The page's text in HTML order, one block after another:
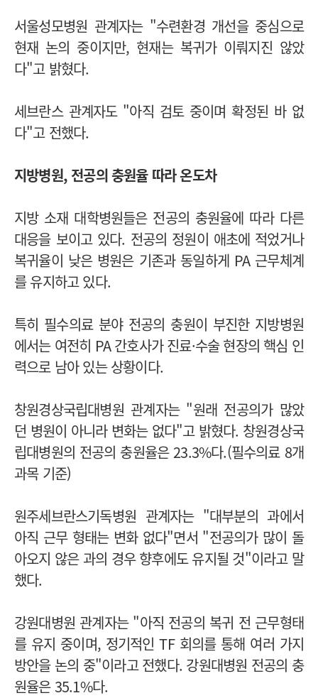
서울성모병원 관계자는 "수련환경 개선을 중심으로
현재 논의 중이지만, 현재는 복귀가 이뤄지진 않았
다"고 밝혔다.
세브란스 관계자도 "아직 검토 중이며 확정된 바 없
다"고 전했다.
지방병원, 전공의 충원율 따라 온도차
지방 소재 대학병원들은 전공의 충원율에 따라 다른
대응을 보이고 있다. 전공의 정원이 애초에 적었거나
복귀율이 낮은 병원은 기존과 동일하게 PA 근무체계
를 유지하고 있다.
특히 필수의료 분야 전공의 충원이 부진한 지방병원
에서는 여전히 PA 간호사가 진료·수술 현장의 핵심 인
력으로 남아 있는 상황이다.
창원경상국립대병원 관계자는 "원래 전공의가 많았
던 병원이 아니라 변화는 없다"고 밝혔다. 창원경상국
립대병원의 전공의 충원율은 23.3%다.(필수의료 8개
과목 기준)
원주세브란스기독병원 관계자는 "대부분의 과에서
아직 근무 형태는 변화 없다"면서 "전공의가 많이 돌
아오지 않은 과의 경우 향후에도 유지될 것"이라고 말
했다.
강원대병원 관계자는 "아직 전공의 복귀 전 근무형태
를 유지 중이며, 정기적인 TF 회의를 통해 여러 가지
방안을 논의 중"이라고 전했다. 강원대병원 전공의 충
원율은 35.1%다.